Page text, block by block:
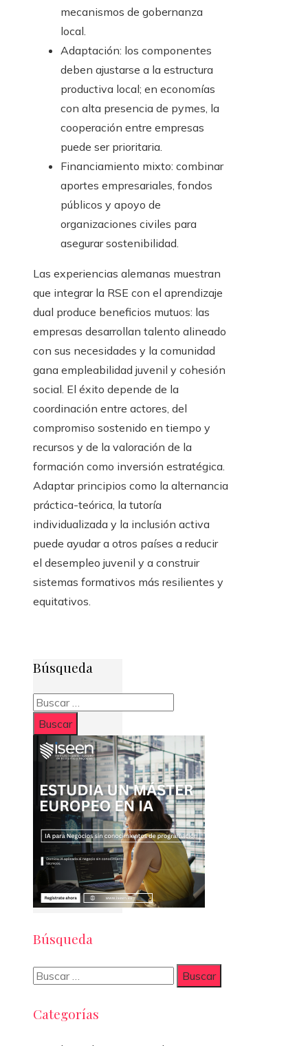
mecanismos de gobernanza
local.
Adaptación: los componentes
deben ajustarse a la estructura
productiva local; en economías
con alta presencia de pymes, la
cooperación entre empresas
puede ser prioritaria.
Financiamiento mixto: combinar
aportes empresariales, fondos
públicos y apoyo de
organizaciones civiles para
asegurar sostenibilidad.
Las experiencias alemanas muestran
que integrar la RSE con el aprendizaje
dual produce beneficios mutuos: las
empresas desarrollan talento alineado
con sus necesidades y la comunidad
gana empleabilidad juvenil y cohesión
social. El éxito depende de la
coordinación entre actores, del
compromiso sostenido en tiempo y
recursos y de la valoración de la
formación como inversión estratégica.
Adaptar principios como la alternancia
práctica-teórica, la tutoría
individualizada y la inclusión activa
puede ayudar a otros países a reducir
el desempleo juvenil y a construir
sistemas formativos más resilientes y
equitativos.
Búsqueda
Buscar:
Búsqueda
Buscar:
Categorías